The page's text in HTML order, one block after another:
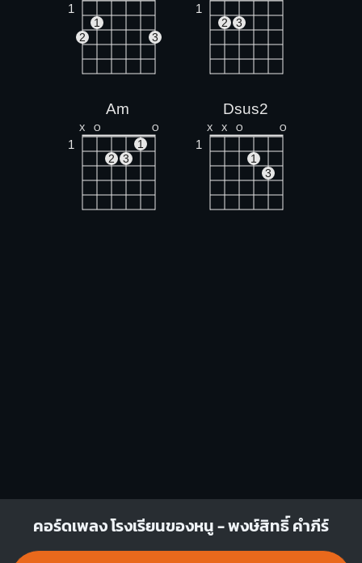
1
1
2
3
1
2 3
Am
X O O
1
1
2
3
Dsus2
X X O O
1
1
3
คอร์ดเพลง โรงเรียนของหนู - พงษ์สิทธิ์ คำภีร์